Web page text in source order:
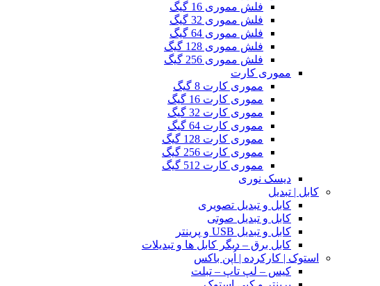
فلش مموری 16 گیگ
فلش مموری 32 گیگ
فلش مموری 64 گیگ
فلش مموری 128 گیگ
فلش مموری 256 گیگ
مموری کارت
مموری کارت 8 گیگ
مموری کارت 16 گیگ
مموری کارت 32 گیگ
مموری کارت 64 گیگ
مموری کارت 128 گیگ
مموری کارت 256 گیگ
مموری کارت 512 گیگ
دیسک نوری
کابل | تبدیل
کابل و تبدیل تصویری
کابل و تبدیل صوتی
کابل و تبدیل USB و پرینتر
کابل برق – دیگر کابل ها و تبدیلات
استوک | کارکرده | اُپن باکس
کیس – لپ تاپ – تبلت